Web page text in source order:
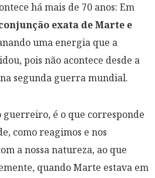
há mais de 70 anos: Em
exata de Marte e
uma energia que a
pois não acontece desde a
segunda guerra mundial.
é o que corresponde
como reagimos e nos
a nossa natureza, ao que
quando Marte estava em